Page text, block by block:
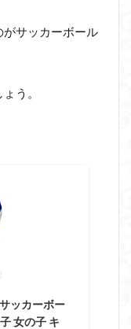
サッカーボール
う。
ッカーボー
女の子 キ